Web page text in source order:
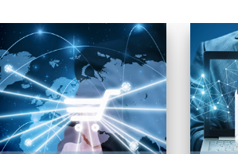
Un équipement
fonctionnel est la
garantie d’un
commerce optimisé : Il
comprend l’ensemble
des systèmes
d’encaissement,...
La
et